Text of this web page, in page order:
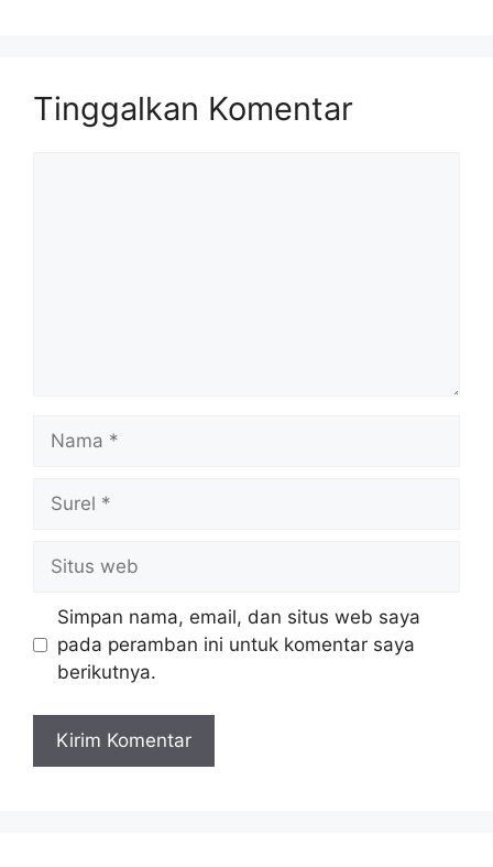
Tinggalkan Komentar
Nama
Surel
Situs
web
Simpan nama, email, dan situs web saya
pada peramban ini untuk komentar saya
berikutnya.